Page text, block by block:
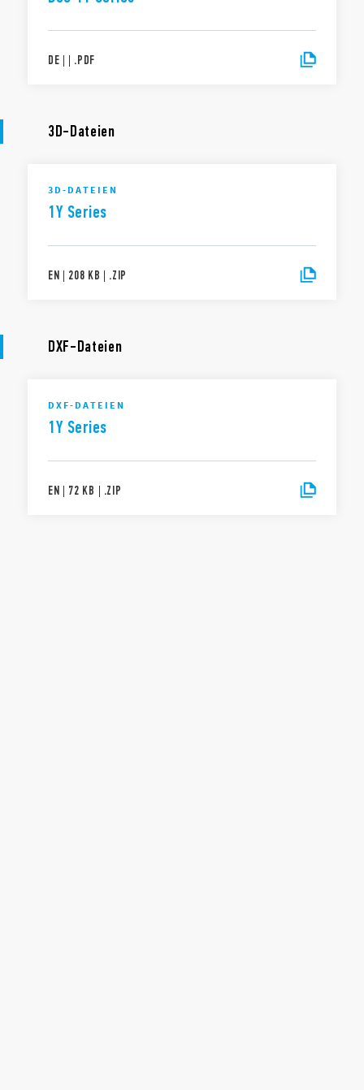
DE | | .PDF
3D-Dateien
3D-DATEIEN
1Y Series
EN | 208 KB | .ZIP
DXF-Dateien
DXF-DATEIEN
1Y Series
EN | 72 KB | .ZIP